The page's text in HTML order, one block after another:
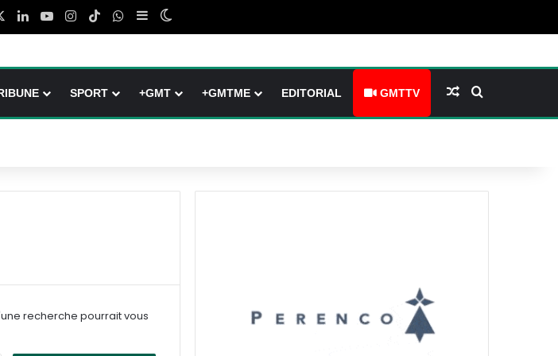
LinkedinYouTubeInstagram
TikTokWhatsApp
Sidebar (barre latérale)
SPORT +GMT +GMTME EDITORIAL GMTTV Article Aléatoire
recherche pourrait vous